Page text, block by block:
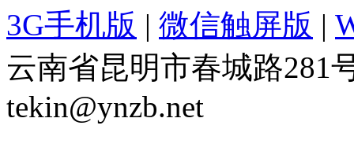
3G手机版 | 微信触屏版 |
云南省昆明市春城路281
tekin@ynzb.net